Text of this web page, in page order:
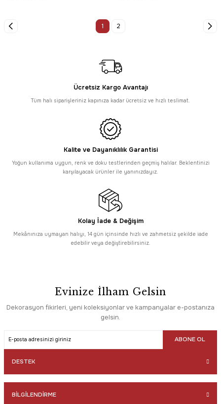
1 2
Ücretsiz Kargo Avantajı
Tüm halı siparişleriniz kapınıza kadar ücretsiz ve hızlı teslimat.
Kalite ve Dayanıklılık Garantisi
Yoğun kullanıma uygun, renk ve doku testlerinden geçmiş halılar. Beklentinizi
karşılayacak ürünler ile yanınızdayız.
Kolay İade & Değişim
Mekânınıza uymayan halıyı, 14 gün içinsinde hızlı ve zahmetsiz şekilde iade
edebilir veya değiştirebilirsiniz.
Evinize İlham Gelsin
Dekorasyon fikirleri, yeni koleksiyonlar ve kampanyalar e-postanıza
gelsin.
ABONE OL
DESTEK
BİLGİLENDİRME